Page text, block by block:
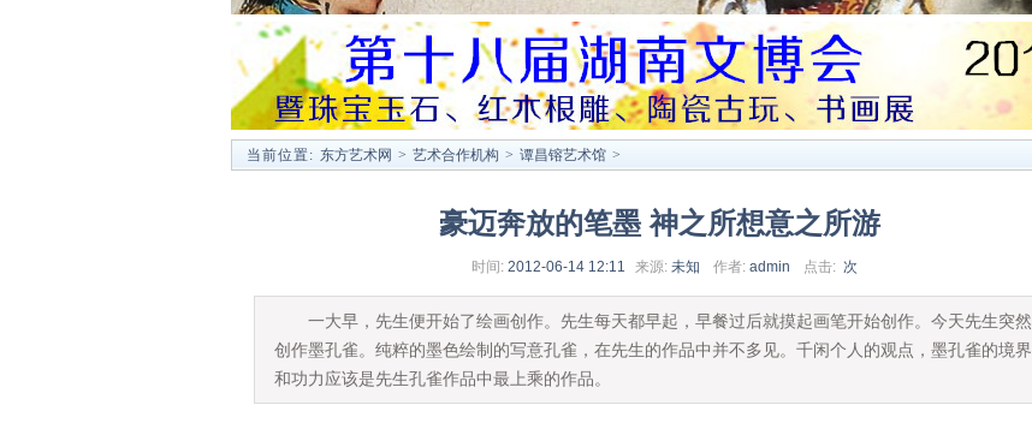
当前位置: 东方艺术网 > 艺术合作机构 > 谭昌镕艺术馆 >
豪迈奔放的笔墨 神之所想意之所游
时间: 2012-06-14 12:11 来源: 未知 作者: admin 点击: 次
一大早，先生便开始了绘画创作。先生每天都早起，早餐过后就摸起画笔开始创作。今天先生突然
创作墨孔雀。纯粹的墨色绘制的写意孔雀，在先生的作品中并不多见。千闲个人的观点，墨孔雀的境界
和功力应该是先生孔雀作品中最上乘的作品。